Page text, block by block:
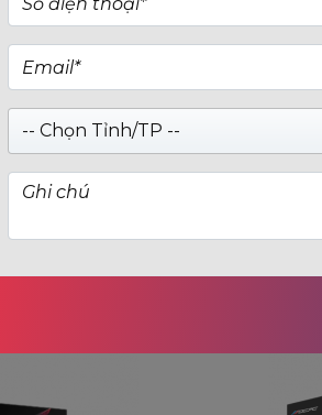
-- Chọn Tỉnh/TP --